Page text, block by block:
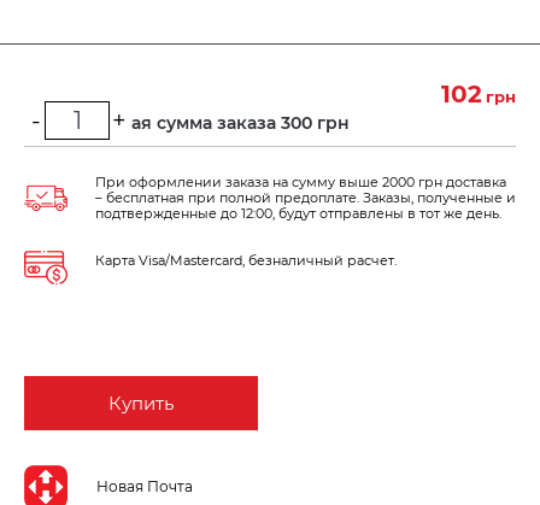
102 грн
Минимальная сумма заказа 300 грн
- +
Купить
Новая Почта
При оформлении заказа на сумму выше 2000 грн доставка
– бесплатная при полной предоплате. Заказы, полученные и
подтвержденные до 12:00, будут отправлены в тот же день.
Карта Visa/Mastercard, безналичный расчет.